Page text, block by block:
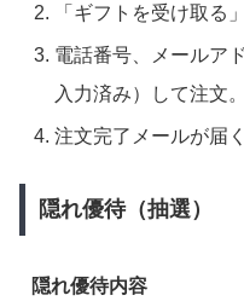
「ギフトを受け取る
電話番号、メールア
入力済み）して注文。
注文完了メールが届く
隠れ優待（抽選）
隠れ優待内容